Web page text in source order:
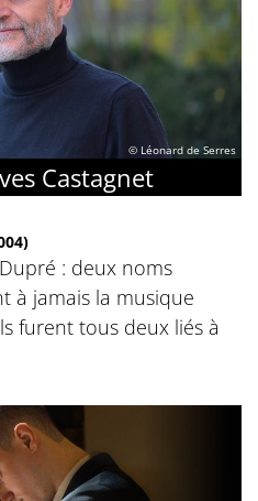
© Léonard de Serres
Castagnet
: deux noms
à jamais la musique
furent tous deux liés à